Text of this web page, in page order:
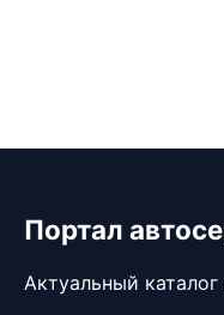
Портал
Актуальный